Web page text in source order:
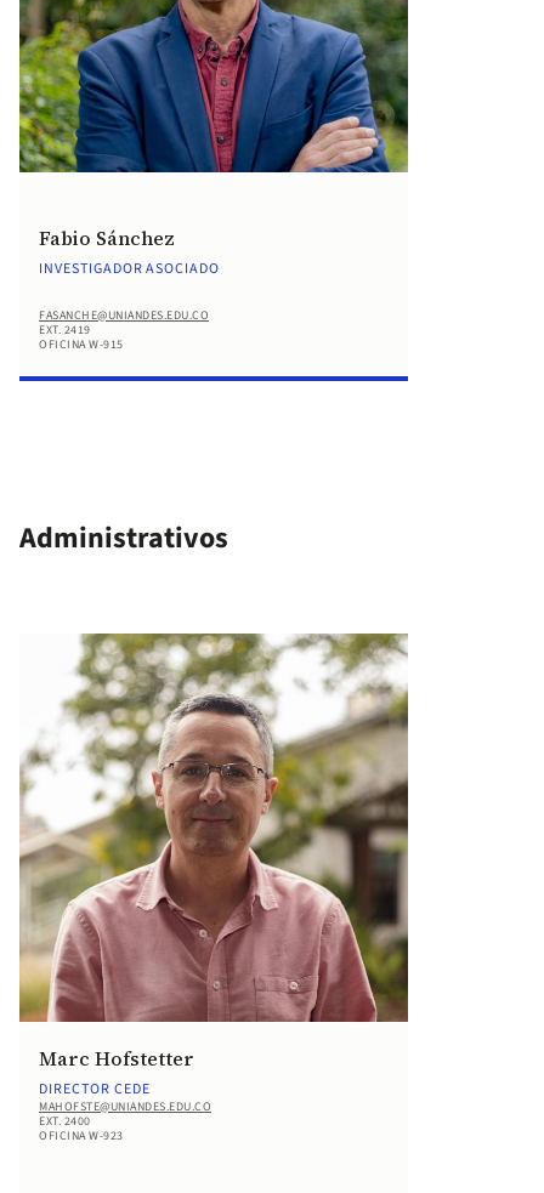
Fabio Sánchez
INVESTIGADOR ASOCIADO
FASANCHE@UNIANDES.EDU.CO
EXT. 2419
OFICINA W-915
Administrativos
Marc Hofstetter
DIRECTOR CEDE
MAHOFSTE@UNIANDES.EDU.CO
EXT. 2400
OFICINA W-923